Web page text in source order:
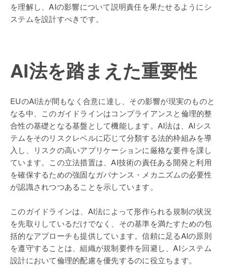
を理解し、AIの影響について説明責任を果たせるようにシ
ステムを設計すべきです。
AI法を踏まえた重要性
EUのAI法が間もなく合意に達し、その影響が現実のものと
なる中、このガイドラインはコンプライアンスと倫理的整
合性の基礎となる基盤として機能します。AI法は、AIシス
テムをそのリスクレベルに応じて分類する法的枠組みを導
入し、リスクの高いアプリケーションに厳格な要件を課し
ています。この立法措置は、AI技術の責任ある開発と利用
を確保するための強固なガバナンス・メカニズムの必要性
が認識されつつあることを示しています。
このガイドラインは、AI法によって形作られる規制の状況
を先取りしているだけでなく、その基準を満たすための包
括的なアプローチも提供しています。信頼に足るAIの原則
を遵守することは、組織が規制要件を回避し、AIシステム
設計において倫理的配慮を優先するのに役立ちます。